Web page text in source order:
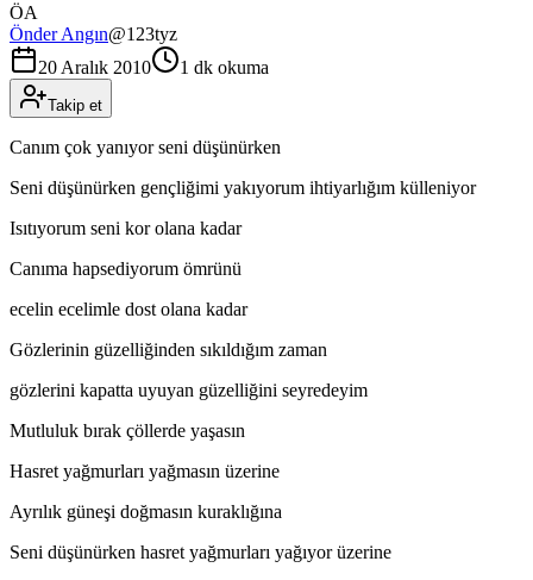
ÖA
Önder Angın@123tyz
20 Aralık 2010
1 dk okuma
Takip et
Canım çok yanıyor seni düşünürken
Seni düşünürken gençliğimi yakıyorum ihtiyarlığım külleniyor
Isıtıyorum seni kor olana kadar
Canıma hapsediyorum ömrünü
ecelin ecelimle dost olana kadar
Gözlerinin güzelliğinden sıkıldığım zaman
gözlerini kapatta uyuyan güzelliğini seyredeyim
Mutluluk bırak çöllerde yaşasın
Hasret yağmurları yağmasın üzerine
Ayrılık güneşi doğmasın kuraklığına
Seni düşünürken hasret yağmurları yağıyor üzerine